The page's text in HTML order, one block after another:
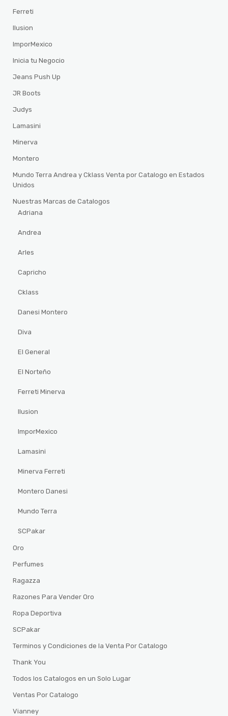
Ferreti
Ilusion
ImporMexico
Inicia tu Negocio
Jeans Push Up
JR Boots
Judys
Lamasini
Minerva
Montero
Mundo Terra Andrea y Cklass Venta por Catalogo en Estados
Unidos
Nuestras Marcas de Catalogos
Adriana
Andrea
Arles
Capricho
Cklass
Danesi Montero
Diva
El General
El Norteño
Ferreti Minerva
Ilusion
ImporMexico
Lamasini
Minerva Ferreti
Montero Danesi
Mundo Terra
SCPakar
Oro
Perfumes
Ragazza
Razones Para Vender Oro
Ropa Deportiva
SCPakar
Terminos y Condiciones de la Venta Por Catalogo
Thank You
Todos los Catalogos en un Solo Lugar
Ventas Por Catalogo
Vianney